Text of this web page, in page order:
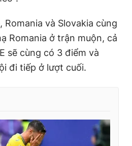
Romania và Slovakia cùng
Romania ở trận muộn, cả
sẽ cùng có 3 điểm và
đi tiếp ở lượt cuối.